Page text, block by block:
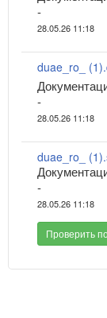
-
28.05.26 11:18
duae_ro_
-
28.05.26 11:18
duae_ro_
-
28.05.26 11:18
Проверить